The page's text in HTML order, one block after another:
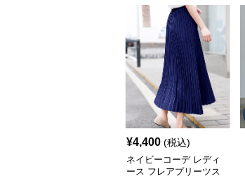
¥4,400 (税込)
ネイビーコーデ レディ
ース フレアプリーツス